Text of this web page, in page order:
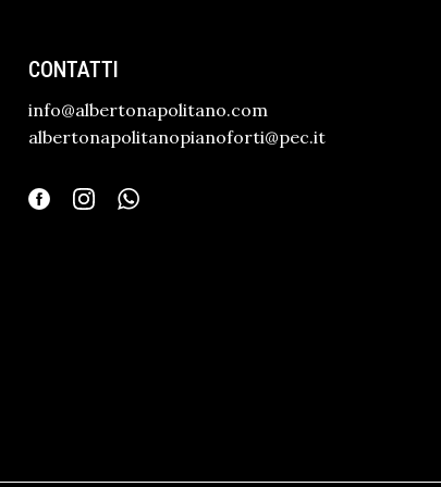
CONTATTI
info@albertonapolitano.com
albertonapolitanopianoforti@pec.it